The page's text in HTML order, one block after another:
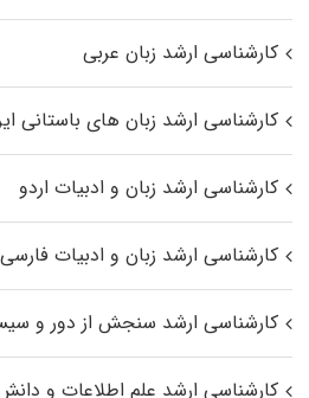
کارشناسی ارشد زبان عربی
کارشناسی ارشد زبان‌ های باستانی
کارشناسی ارشد زبان و ادبیات اردو
کارشناسی ارشد زبان و ادبیات فارسی
کارشناسی ارشد سنجش از دور و
کارشناسی ارشد علم اطلاعات و